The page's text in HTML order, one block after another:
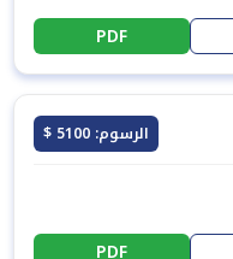
PDF
الرسوم: 5100 $
PDF